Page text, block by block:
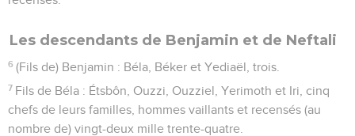
Les descendants de Benjamin et de Neftali
6 (Fils de) Benjamin : Béla, Béker et Yediaël, trois.
7 Fils de Béla : Étsbôn, Ouzzi, Ouzziel, Yerimoth et Iri, cinq
chefs de leurs familles, hommes vaillants et recensés (au
nombre de) vingt-deux mille trente-quatre.